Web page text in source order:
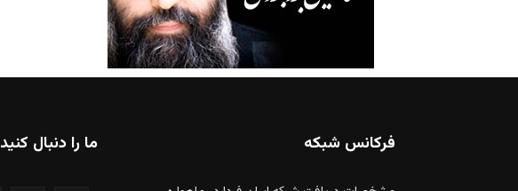
فرکانس شبکه ما را دنبال کنید